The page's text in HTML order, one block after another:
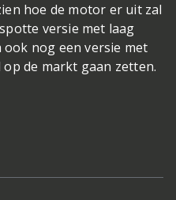
hoe de motor er uit zal
versie met laag
nog een versie met
de markt gaan zetten.